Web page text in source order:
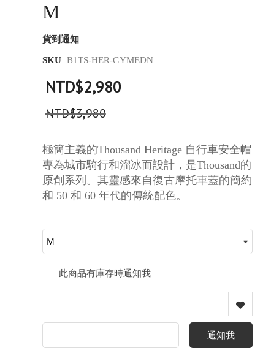
M
貨到通知
SKU B1TS-HER-GYMEDN
NTD$2,980
NTD$3,980
極簡主義的Thousand Heritage 自行車安全帽
專為城市騎行和溜冰而設計，是Thousand的
原創系列。其靈感來自復古摩托車蓋的簡約
和 50 和 60 年代的傳統配色。
此商品有庫存時通知我
通知我